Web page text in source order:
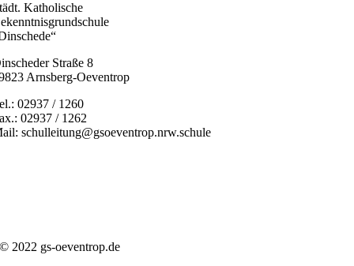
Katholische
Straße 8
Arnsberg-Oeventrop
02937 / 1260
02937 / 1262
schulleitung@gsoeventrop.nrw.schule
© 2022 gs-oeventrop.de